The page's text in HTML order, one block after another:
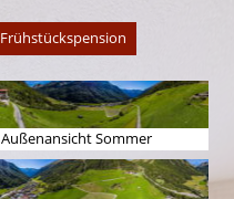
Frühstückspension
Außenansicht Sommer